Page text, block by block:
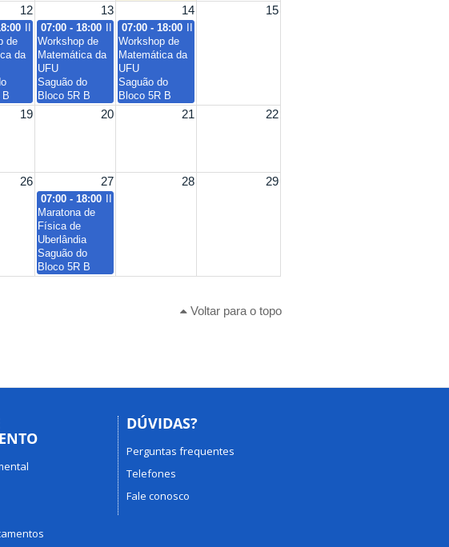
II
de
da
B
07:00 - 18:00 II
Workshop de
Matemática da
UFU
Saguão do
Bloco 5R B
07:00 - 18:00 II
Workshop de
Matemática da
UFU
Saguão do
Bloco 5R B
07:00 - 18:00 II
Maratona de
Física de
Uberlândia
Saguão do
Bloco 5R B
12 13 14 15
19 20 21 22
26 27 28 29
Voltar para o topo
DÚVIDAS?
Perguntas frequentes
Telefones
Fale conosco